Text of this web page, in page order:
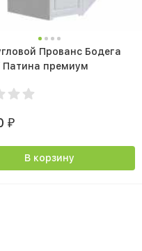
Прованс Бодега
Патина премиум
₽
В корзину